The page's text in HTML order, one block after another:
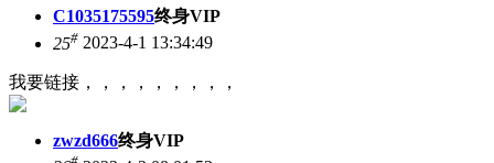
C1035175595终身VIP
25# 2023-4-1 13:34:49
我要链接，，，，，，，，，
zwzd666终身VIP